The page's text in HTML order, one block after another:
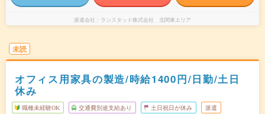
派遣会社 ランスタッド株式会社 北関東エリア
未読
オフィス用家具の製造/時給1400円/日勤/土日
休み
職種未経験OK 交通費別途支給あり 土日祝日が休み 派遣